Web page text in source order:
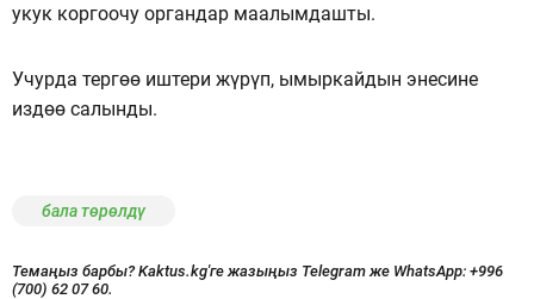
укук коргоочу органдар маалымдашты.
Учурда тергөө иштери жүрүп, ымыркайдын энесине
издөө салынды.
бала төрөлдү
Темаңыз барбы? Kaktus.kg'ге жазыңыз Telegram же WhatsApp: +996
(700) 62 07 60.